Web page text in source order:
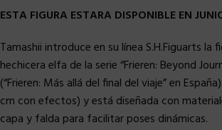
ESTA FIGURA ESTARA DISPONIBLE EN
Tamashii introduce en su línea S.H.Figuarts la
hechicera elfa de la serie “Frieren: Beyond
(“Frieren: Más allá del final del viaje” en
cm con efectos) y está diseñada con
capa y falda para facilitar poses dinámicas.